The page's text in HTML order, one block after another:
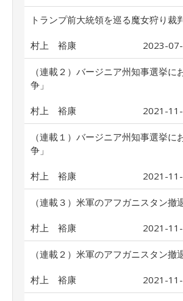
トランプ前大統領を巡る魔女狩り裁
村上 裕康 2023-
（連載２）バージニア州知事選挙に
争」
村上 裕康 2021-
（連載１）バージニア州知事選挙に
争」
村上 裕康 2021-
（連載３）米軍のアフガニスタン撤
村上 裕康 2021-
（連載２）米軍のアフガニスタン撤
村上 裕康 2021-